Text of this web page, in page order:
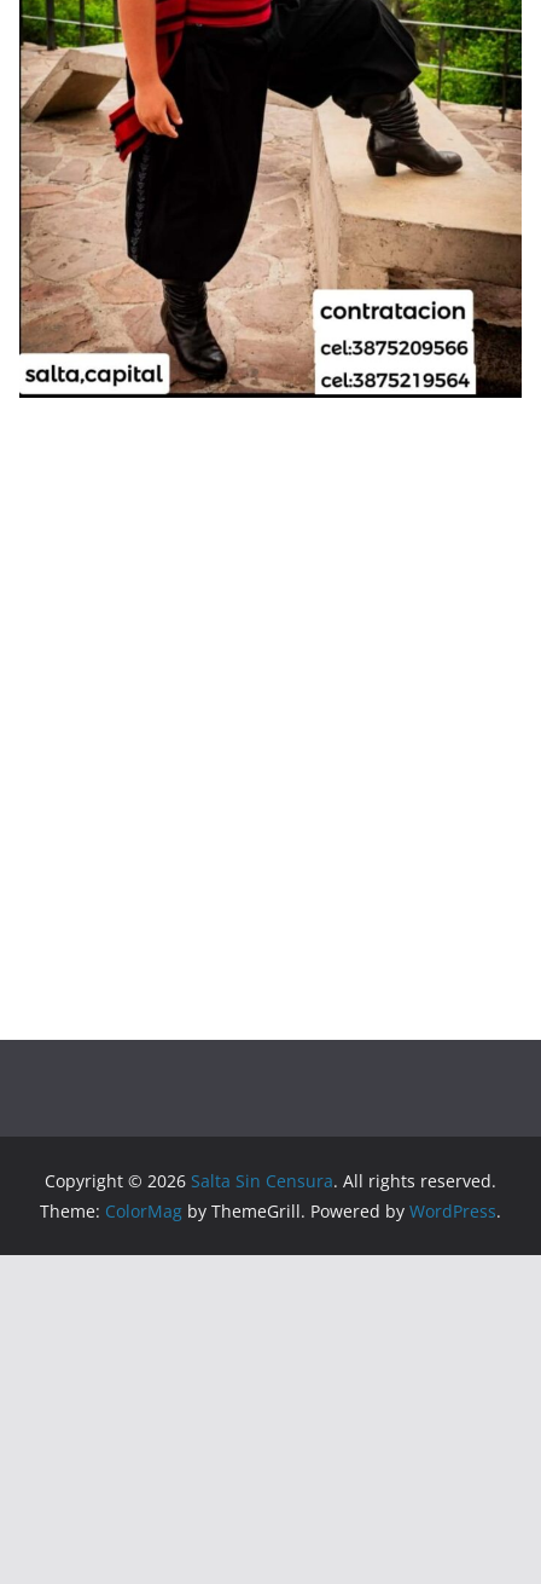
Copyright © 2026 Salta Sin Censura. All rights reserved.
Theme: ColorMag by ThemeGrill. Powered by WordPress.